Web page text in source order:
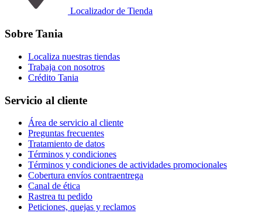
Localizador de Tienda
Sobre Tania
Localiza nuestras tiendas
Trabaja con nosotros
Crédito Tania
Servicio al cliente
Área de servicio al cliente
Preguntas frecuentes
Tratamiento de datos
Términos y condiciones
Términos y condiciones de actividades promocionales
Cobertura envíos contraentrega
Canal de ética
Rastrea tu pedido
Peticiones, quejas y reclamos